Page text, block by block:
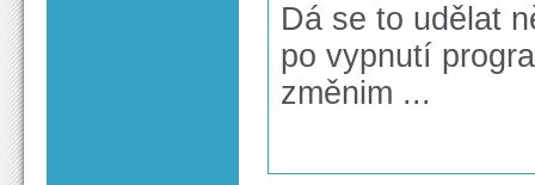
Dá se to udělat
po vypnutí
změnim ...